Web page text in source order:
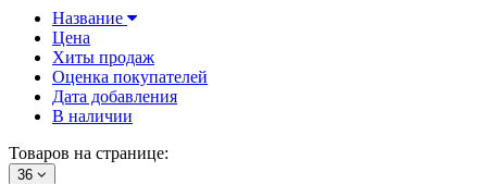
Название
Цена
Хиты продаж
Оценка покупателей
Дата добавления
В наличии
Товаров на странице:
36